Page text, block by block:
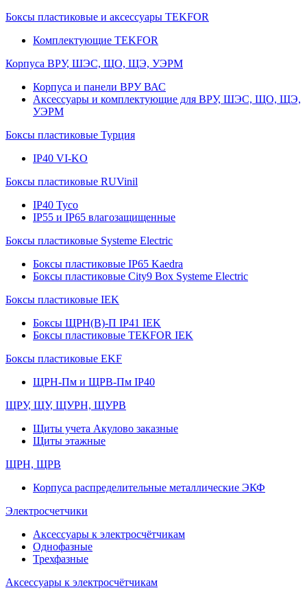
Боксы пластиковые и аксессуары TEKFOR
Комплектующие TEKFOR
Корпуса ВРУ, ШЭС, ЩО, ЩЭ, УЭРМ
Корпуса и панели ВРУ ВАС
Аксессуары и комплектующие для ВРУ, ШЭС, ЩО, ЩЭ,
УЭРМ
Боксы пластиковые Турция
IP40 VI-KO
Боксы пластиковые RUVinil
IP40 Тусо
IP55 и IP65 влагозащищенные
Боксы пластиковые Systeme Electric
Боксы пластиковые IP65 Kaedra
Боксы пластиковые City9 Box Systeme Electric
Боксы пластиковые IEK
Боксы ЩРН(В)-П IP41 IEK
Боксы пластиковые TEKFOR IEK
Боксы пластиковые EKF
ЩРН-Пм и ЩРВ-Пм IP40
ЩРУ, ЩУ, ЩУРН, ЩУРВ
Щиты учета Акулово заказные
Щиты этажные
ЩРН, ЩРВ
Корпуса распределительные металлические ЭКФ
Электросчетчики
Аксессуары к электросчётчикам
Однофазные
Трехфазные
Аксессуары к электросчётчикам